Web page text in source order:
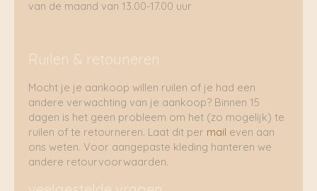
van de maand van 13.00-17.00 uur
Ruilen & retouneren
Mocht je je aankoop willen ruilen of je had een
andere verwachting van je aankoop? Binnen 15
dagen is het geen probleem om het (zo mogelijk) te
ruilen of te retourneren. Laat dit per mail even aan
ons weten. Voor aangepaste kleding hanteren we
andere retourvoorwaarden.